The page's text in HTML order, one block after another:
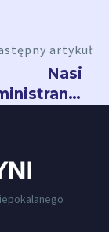
artykuł
Nasi